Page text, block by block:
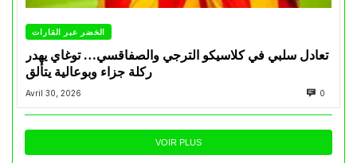
الخضر عبر القارات
تعادل سلبي في كلاسيكو الترجي والصفاقسي… توغاي يهدر
ركلة جزاء وبوعالية يتألق
Avril 30, 2026 0
VOIR PLUS